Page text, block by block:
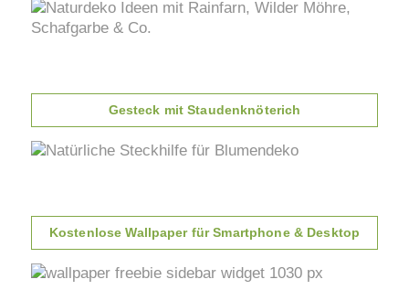
Gesteck mit Staudenknöterich
Kostenlose Wallpaper für Smartphone & Desktop